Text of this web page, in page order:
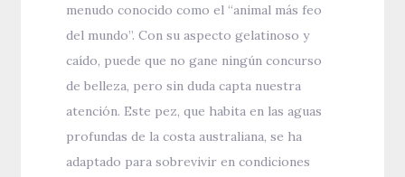
menudo conocido como el “animal más feo
del mundo”. Con su aspecto gelatinoso y
caído, puede que no gane ningún concurso
de belleza, pero sin duda capta nuestra
atención. Este pez, que habita en las aguas
profundas de la costa australiana, se ha
adaptado para sobrevivir en condiciones